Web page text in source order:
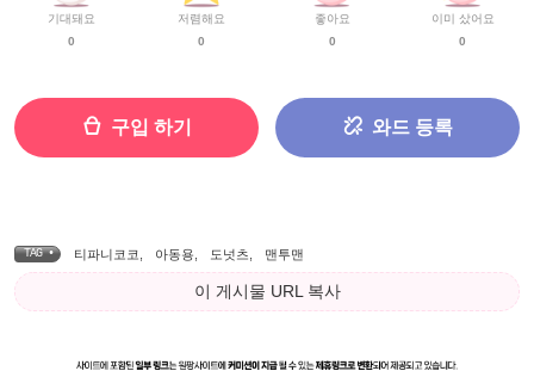
기대돼요
0
저렴해요
0
좋아요
0
이미 샀어요
0
구입 하기 와드 등록
TAG • 티파니코코 아동용 도넛츠 맨투맨
이 게시물 URL 복사